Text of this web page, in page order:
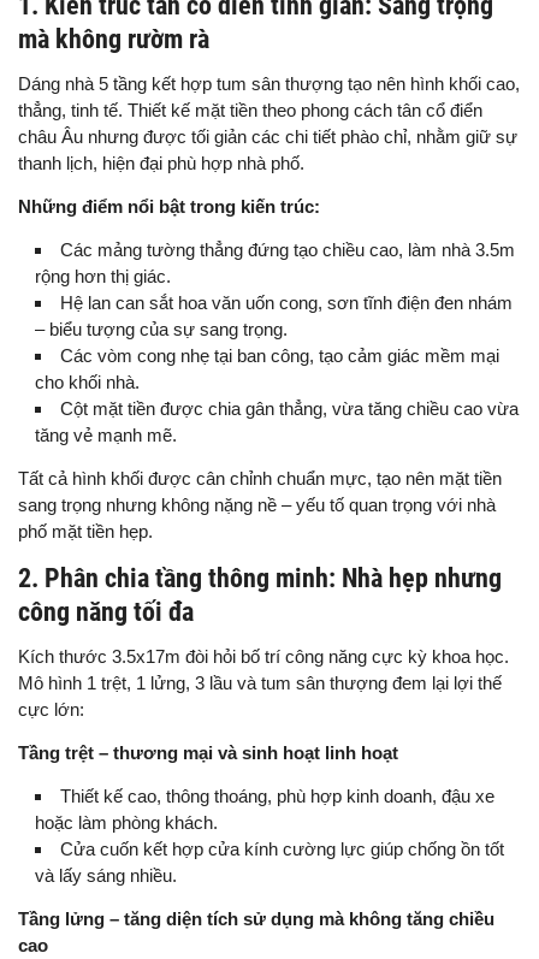
mà không rườm rà
Dáng nhà 5 tầng kết hợp tum sân thượng tạo nên hình khối cao,
thẳng, tinh tế. Thiết kế mặt tiền theo phong cách tân cổ điển
châu Âu nhưng được tối giản các chi tiết phào chỉ, nhằm giữ sự
thanh lịch, hiện đại phù hợp nhà phố.
Những điểm nổi bật trong kiến trúc:
Các mảng tường thẳng đứng tạo chiều cao, làm nhà 3.5m
rộng hơn thị giác.
Hệ lan can sắt hoa văn uốn cong, sơn tĩnh điện đen nhám
– biểu tượng của sự sang trọng.
Các vòm cong nhẹ tại ban công, tạo cảm giác mềm mại
cho khối nhà.
Cột mặt tiền được chia gân thẳng, vừa tăng chiều cao vừa
tăng vẻ mạnh mẽ.
Tất cả hình khối được cân chỉnh chuẩn mực, tạo nên mặt tiền
sang trọng nhưng không nặng nề – yếu tố quan trọng với nhà
phố mặt tiền hẹp.
2. Phân chia tầng thông minh: Nhà hẹp nhưng
công năng tối đa
Kích thước 3.5x17m đòi hỏi bố trí công năng cực kỳ khoa học.
Mô hình 1 trệt, 1 lửng, 3 lầu và tum sân thượng đem lại lợi thế
cực lớn:
Tầng trệt – thương mại và sinh hoạt linh hoạt
Thiết kế cao, thông thoáng, phù hợp kinh doanh, đậu xe
hoặc làm phòng khách.
Cửa cuốn kết hợp cửa kính cường lực giúp chống ồn tốt
và lấy sáng nhiều.
Tầng lửng – tăng diện tích sử dụng mà không tăng chiều
cao